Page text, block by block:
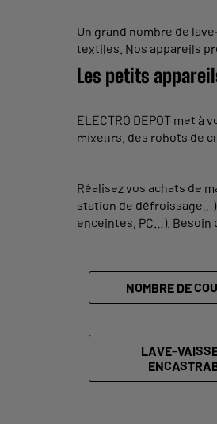
Un grand nombre de
textiles. Nos appareils
Les petits
ELECTRO DEPOT met
mixeurs, des robots de
Réalisez vos achats de
station de
enceintes, PC…). Besoin
NOMBRE DE
LAVE-